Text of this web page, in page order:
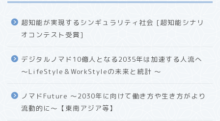
超知能が実現するシンギュラリティ社会 [超知能シナリ
オコンテスト受賞]
デジタルノマド10億人となる2035年は加速する人流へ
〜LifeStyle＆WorkStyleの未来と統計 〜
ノマドFuture 〜2030年に向けて働き方や生き方がより
流動的に〜【東南アジア等】